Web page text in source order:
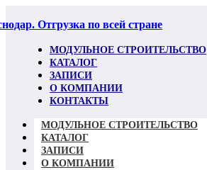
Отгрузка по всей стране
МОДУЛЬНОЕ СТРОИТЕЛЬСТВО
КАТАЛОГ
ЗАПИСИ
О КОМПАНИИ
КОНТАКТЫ
МОДУЛЬНОЕ СТРОИТЕЛЬСТВО
КАТАЛОГ
ЗАПИСИ
О КОМПАНИИ